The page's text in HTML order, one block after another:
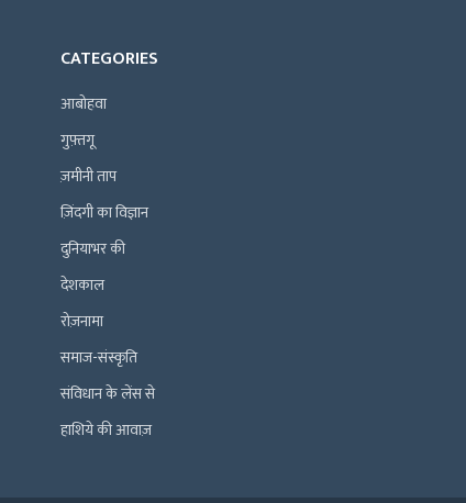
CATEGORIES
आबोहवा
गुफ़्तगू
ज़मीनी ताप
ज़िंदगी का विज्ञान
दुनियाभर की
देशकाल
रोज़नामा
समाज-संस्कृति
संविधान के लेंस से
हाशिये की आवाज़